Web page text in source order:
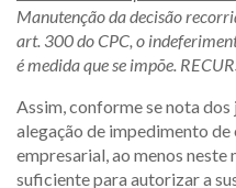
Manutenção da decisão
art. 300 do CPC, o
é medida que se impõe.
Assim, conforme se nota
alegação de impedimento
empresarial, ao menos neste
suficiente para autorizar a